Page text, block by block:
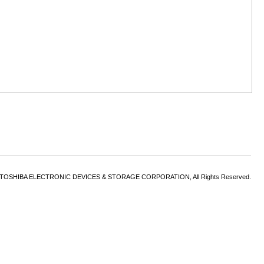
ELECTRONIC DEVICES & STORAGE CORPORATION, All Rights Reserved.